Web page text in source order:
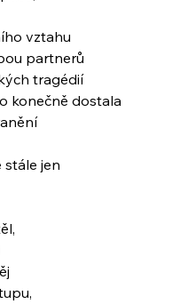
vztahu
partnerů
tragédií
konečně dostala
stále jen